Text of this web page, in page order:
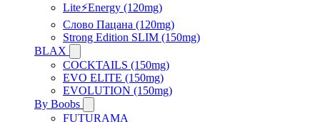
Lite⚡Energy (120mg)
Слово Пацана (120mg)
Strong Edition SLIM (150mg)
BLAX
COCKTAILS (150mg)
EVO ELITE (150mg)
EVOLUTION (150mg)
By Boobs
FUTURAMA